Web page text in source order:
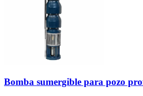
Bomba sumergible para pozo